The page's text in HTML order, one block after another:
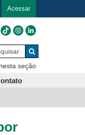
Acessar
Pesquisar
Buscar
seção